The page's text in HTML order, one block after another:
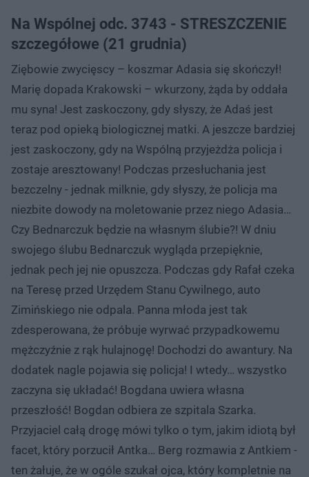
Na Wspólnej odc. 3743 - STRESZCZENIE
szczegółowe (21 grudnia)
Ziębowie zwycięscy – koszmar Adasia się skończył!
Marię dopada Krakowski – wkurzony, żąda by oddała
mu syna! Jest zaskoczony, gdy słyszy, że Adaś jest
teraz pod opieką biologicznej matki. A jeszcze bardziej
jest zaskoczony, gdy na Wspólną przyjeżdża policja i
zostaje aresztowany! Podczas przesłuchania jest
bezczelny - jednak milknie, gdy słyszy, że policja ma
niezbite dowody na moletowanie przez niego Adasia…
Czy Bednarczuk będzie na własnym ślubie?! W dniu
swojego ślubu Bednarczuk wygląda przepięknie,
jednak pech jej nie opuszcza. Podczas gdy Rafał czeka
na Teresę przed Urzędem Stanu Cywilnego, auto
Zimińskiego nie odpala. Panna młoda jest tak
zdesperowana, że próbuje wyrwać przypadkowemu
mężczyźnie z rąk hulajnogę! Dochodzi do awantury. Na
dodatek nagle pojawia się policja! I wtedy… wszystko
zaczyna się układać! Bogdana uwiera własna
przeszłość! Bogdan odbiera ze szpitala Szarka.
Przyjaciel całą drogę mówi tylko o tym, jakim idiotą był
facet, który porzucił Antka… Berg rozmawia z Antkiem -
ten żałuje, że w ogóle szukał ojca, który kompletnie na